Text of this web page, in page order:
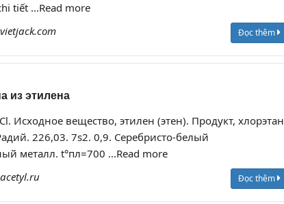
tiết ...Read more
vietjack.com Đọc thêm
из этилена
Исходное вещество, этилен (этен). Продукт, хлорэтан
226,03. 7s2. 0,9. Серебристо-белый
металл. t°пл=700 ...Read more
acetyl.ru Đọc thêm